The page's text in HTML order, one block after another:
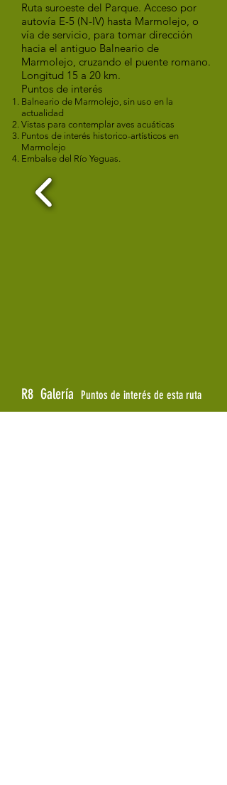
Ruta suroeste del Parque. Acceso por
autovía E-5 (N-IV) hasta Marmolejo, o
vía de servicio, para tomar dirección
hacia el antiguo Balneario de
Marmolejo, cruzando el puente romano.
Longitud 15 a 20 km.
Puntos de interés
Balneario de Marmolejo, sin uso en la
actualidad
Vistas para contemplar aves acuáticas
Puntos de interés historico-artísticos en
Marmolejo
Embalse del Río Yeguas.
R8 Galería Puntos de interés de esta ruta